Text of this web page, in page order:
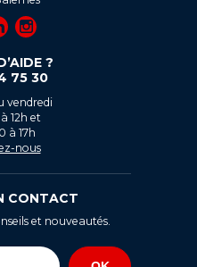
?
75 30
vendredi
12h et
à 17h
nous
CONTACT
et nouveautés.